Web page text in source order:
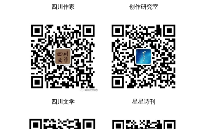
四川作家 创作研究室
四川文学 星星诗刊